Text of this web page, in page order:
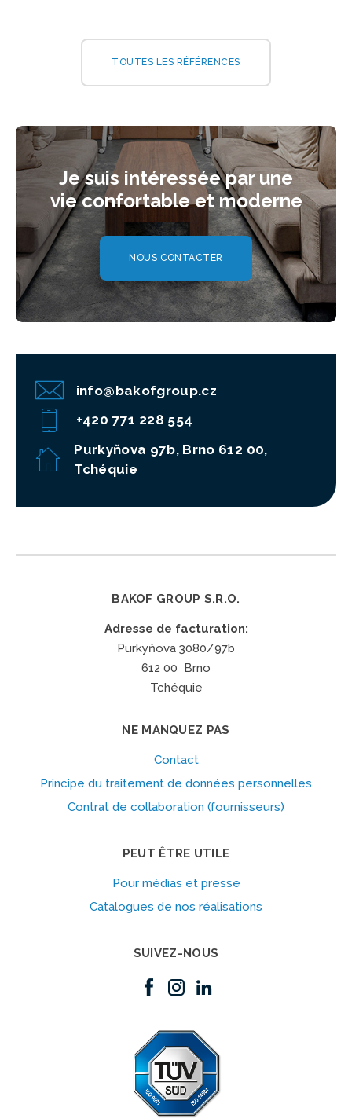
TOUTES LES RÉFÉRENCES
Je suis intéressée par une
vie confortable et moderne
NOUS CONTACTER
info@bakofgroup.cz
+420 771 228 554
Purkyňova 97b, Brno 612 00,
Tchéquie
BAKOF GROUP S.R.O.
Adresse de facturation:
Purkyňova 3080/97b
612 00 Brno
Tchéquie
NE MANQUEZ PAS
Contact
Principe du traitement de données personnelles
Contrat de collaboration (fournisseurs)
PEUT ÊTRE UTILE
Pour médias et presse
Catalogues de nos réalisations
SUIVEZ-NOUS